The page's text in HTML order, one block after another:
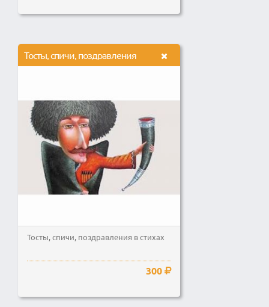
Тосты, спичи, поздравления
Тосты, спичи, поздравления в стихах
300